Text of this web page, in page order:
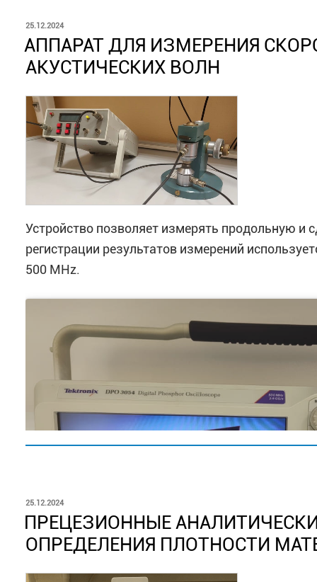
ОПУБЛИКОВАНО
25.12.2024
АППАРАТ ДЛЯ ИЗМЕРЕНИЯ
АКУСТИЧЕСКИХ ВОЛН
Устройство позволяет измерять продольную и
регистрации результатов измерений
500 MHz.
ОПУБЛИКОВАНО
25.12.2024
ПРЕЦЕЗИОННЫЕ АНАЛИТИЧЕСКИЕ
ОПРЕДЕЛЕНИЯ ПЛОТНОСТИ